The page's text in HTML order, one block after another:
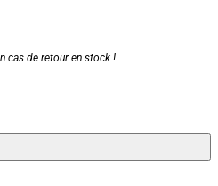
cas de retour en stock !